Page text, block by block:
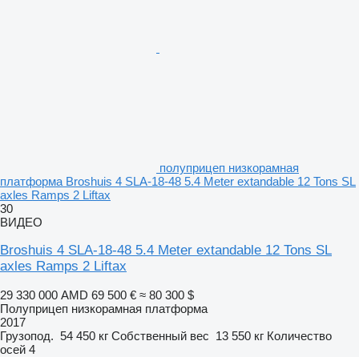
полуприцеп низкорамная
платформа Broshuis 4 SLA-18-48 5.4 Meter extandable 12 Tons SL
axles Ramps 2 Liftax
30
ВИДЕО
Broshuis 4 SLA-18-48 5.4 Meter extandable 12 Tons SL
axles Ramps 2 Liftax
29 330 000 AMD 69 500 € ≈ 80 300 $
Полуприцеп низкорамная платформа
2017
Грузопод. 54 450 кг Собственный вес 13 550 кг Количество
осей 4